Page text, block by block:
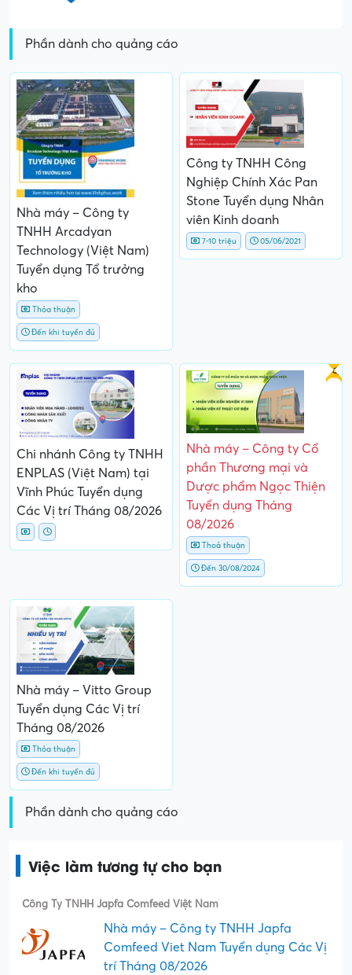
Phần dành cho quảng cáo
Nhà máy – Công ty
TNHH Arcadyan
Technology (Việt Nam)
Tuyển dụng Tổ trưởng
kho
Thỏa thuận
Đến khi tuyển đủ
Công ty TNHH Công
Nghiệp Chính Xác Pan
Stone Tuyển dụng Nhân
viên Kinh doanh
7-10 triệu 05/06/2021
Chi nhánh Công ty TNHH
ENPLAS (Việt Nam) tại
Vĩnh Phúc Tuyển dụng
Các Vị trí Tháng 08/2026
Gấp
Nhà máy – Công ty Cổ
phần Thương mại và
Dược phẩm Ngọc Thiện
Tuyển dụng Tháng
08/2026
Thoả thuận
Đến 30/08/2024
Nhà máy – Vitto Group
Tuyển dụng Các Vị trí
Tháng 08/2026
Thỏa thuận
Đến khi tuyển đủ
Phần dành cho quảng cáo
Việc làm tương tự cho bạn
Công Ty TNHH Japfa Comfeed Việt Nam
Nhà máy – Công ty TNHH Japfa
Comfeed Viet Nam Tuyển dụng Các Vị
trí Tháng 08/2026